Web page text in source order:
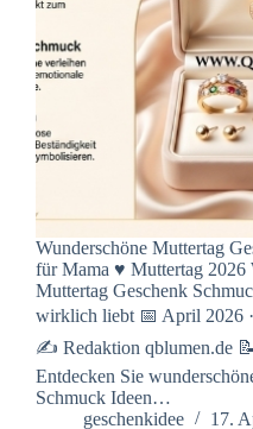
Wunderschöne Muttertag
für Mama ♥ Muttertag 2026
Muttertag Geschenk
wirklich liebt 📅 April 2026
✍️ Redaktion qblumen.de
Entdecken Sie
Schmuck Ideen…
geschenkidee
17.